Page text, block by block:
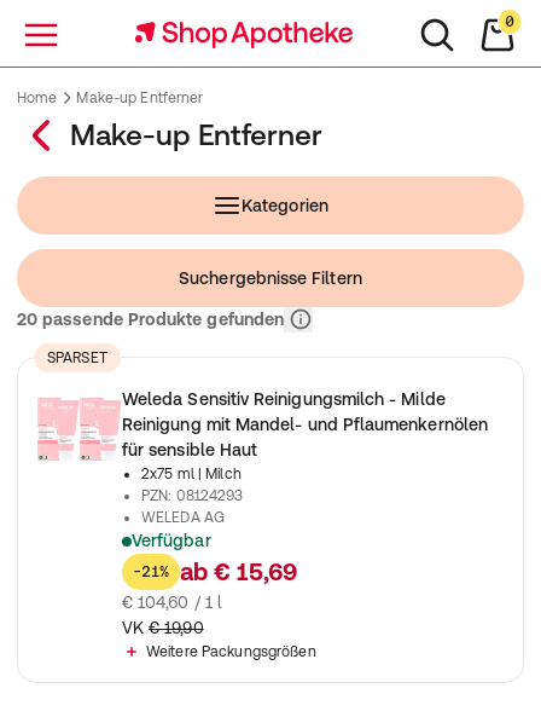
Menü
0
Home Make-up Entferner
Make-up Entferner
Kategorien
Suchergebnisse Filtern
20 passende Produkte gefundenRelevanz
SPARSET
Weleda Sensitiv Reinigungsmilch - Milde
Reinigung mit Mandel- und Pflaumenkernölen
für sensible Haut
2x75 ml
| Milch
PZN: 08124293
WELEDA AG
Verfügbar
Sanfte, parfümfreie Reinigungsmilch mit Pflaumenkern- und
-21% ab € 15,69
€ 104,60 / 1 l
VK € 19,90
Weitere Packungsgrößen